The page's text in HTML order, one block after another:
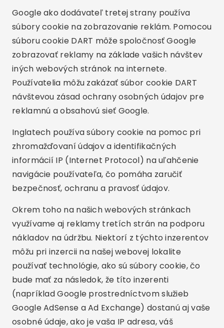
Google ako dodávateľ tretej strany používa
súbory cookie na zobrazovanie reklám. Pomocou
súboru cookie DART môže spoločnosť Google
zobrazovať reklamy na základe vašich návštev
iných webových stránok na internete.
Používatelia môžu zakázať súbor cookie DART
návštevou zásad ochrany osobných údajov pre
reklamnú a obsahovú sieť Google.
Inglatech používa súbory cookie na pomoc pri
zhromažďovaní údajov a identifikačných
informácií IP (Internet Protocol) na uľahčenie
navigácie používateľa, čo pomáha zaručiť
bezpečnosť, ochranu a pravosť údajov.
Okrem toho na našich webových stránkach
využívame aj reklamy tretích strán na podporu
nákladov na údržbu. Niektorí z týchto inzerentov
môžu pri inzercii na našej webovej lokalite
používať technológie, ako sú súbory cookie, čo
bude mať za následok, že títo inzerenti
(napríklad Google prostredníctvom služieb
Google AdSense a Ad Exchange) dostanú aj vaše
osobné údaje, ako je vaša IP adresa, váš